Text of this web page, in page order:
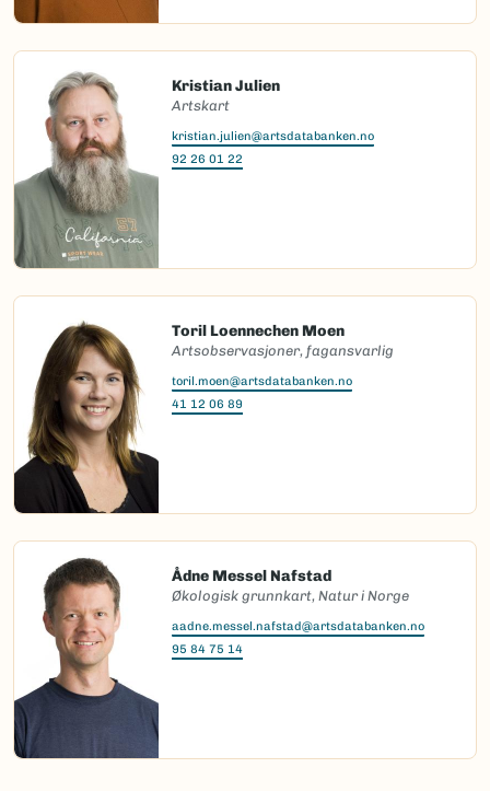
Kristian Julien
Artskart
kristian.julien@artsdatabanken.no
92 26 01 22
Toril Loennechen Moen
Artsobservasjoner, fagansvarlig
toril.moen@artsdatabanken.no
41 12 06 89
Ådne Messel Nafstad
Økologisk grunnkart, Natur i Norge
aadne.messel.nafstad@artsdatabanken.no
95 84 75 14